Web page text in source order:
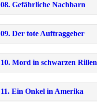
08. Gefährliche Nachbarn
09. Der tote Auftraggeber
10. Mord in schwarzen Rillen
11. Ein Onkel in Amerika